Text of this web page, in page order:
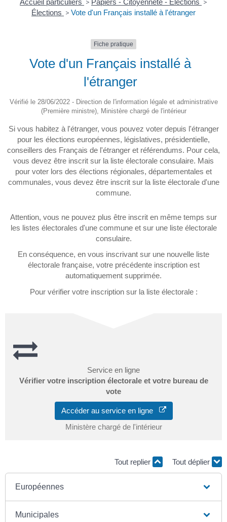
Accueil particuliers > Papiers - Citoyenneté - Élections >
Élections > Vote d'un Français installé à l'étranger
Fiche pratique
Vote d'un Français installé à
l'étranger
Vérifié le 28/06/2022 - Direction de l'information légale et administrative
(Première ministre), Ministère chargé de l'intérieur
Si vous habitez à l'étranger, vous pouvez voter depuis l'étranger
pour les élections européennes, législatives, présidentielle,
conseillers des Français de l'étranger et référendums. Pour cela,
vous devez être inscrit sur la liste électorale consulaire. Mais
pour voter lors des élections régionales, départementales et
communales, vous devez être inscrit sur la liste électorale d'une
commune.
Attention, vous ne pouvez plus être inscrit en même temps sur
les listes électorales d'une commune et sur une liste électorale
consulaire.
En conséquence, en vous inscrivant sur une nouvelle liste
électorale française, votre précédente inscription est
automatiquement supprimée.
Pour vérifier votre inscription sur la liste électorale :
Service en ligne
Vérifier votre inscription électorale et votre bureau de
vote
Accéder au service en ligne
Ministère chargé de l'intérieur
Tout replier Tout déplier
Européennes
Municipales